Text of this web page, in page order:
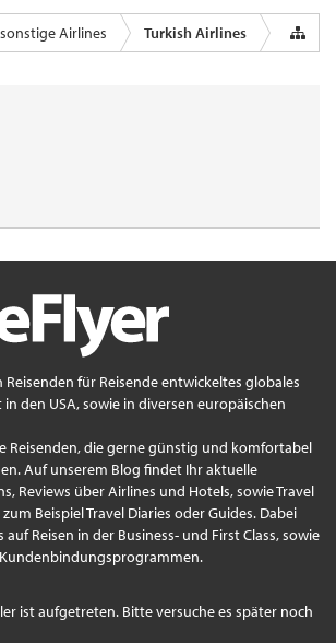
sonstige Airlines Turkish Airlines
Reisenden für Reisende entwickeltes globales
den USA, sowie in diversen europäischen
Reisenden, die gerne günstig und komfortabel
Auf unserem Blog findet Ihr aktuelle
Reviews über Airlines und Hotels, sowie Travel
Beispiel Travel Diaries oder Guides. Dabei
Reisen in der Business- und First Class, sowie
ist aufgetreten. Bitte versuche es später noch